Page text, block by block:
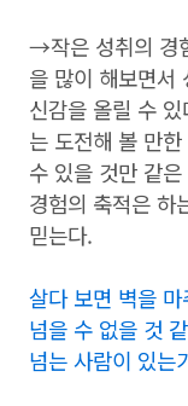
→작은 성취의 경
을 많이 해보면서
신감을 올릴 수
는 도전해 볼 만
수 있을 것만 같
경험의 축적은 하
믿는다.
살다 보면 벽을
넘을 수 없을 것
넘는 사람이 있는